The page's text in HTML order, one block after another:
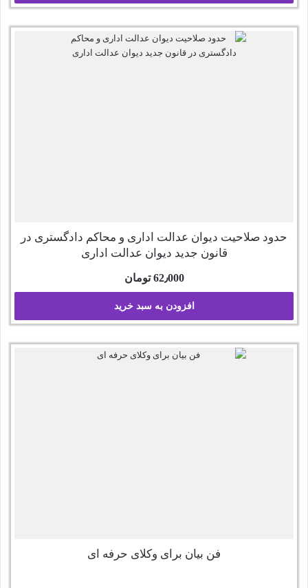
حدود صلاحیت دیوان عدالت اداری و محاکم دادگستری در
قانون جدید دیوان عدالت اداری
62٫000 تومان
افزودن به سبد خرید
فن بیان برای وکلای حرفه ای